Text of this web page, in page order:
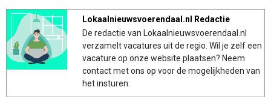
Lokaalnieuwsvoerendaal.nl Redactie
De redactie van Lokaalnieuwsvoerendaal.nl
verzamelt vacatures uit de regio. Wil je zelf een
vacature op onze website plaatsen? Neem
contact met ons op voor de mogelijkheden van
het insturen.